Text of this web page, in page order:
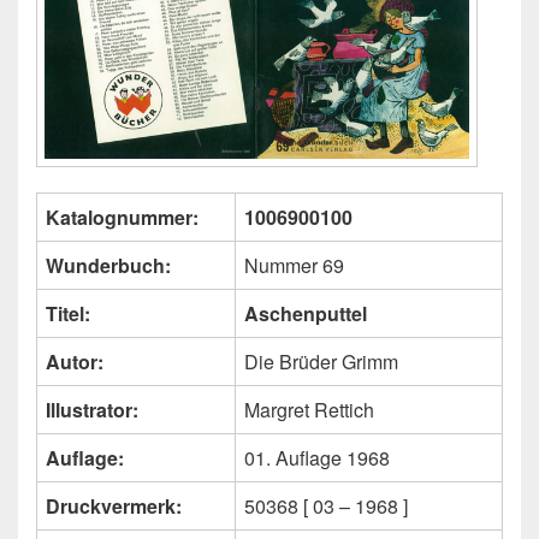
Katalognummer:
1006900100
Wunderbuch:
Nummer 69
Titel:
Aschenputtel
Autor:
Die Brüder Grimm
Illustrator:
Margret Rettich
Auflage:
01. Auflage 1968
Druckvermerk:
50368 [ 03 – 1968 ]